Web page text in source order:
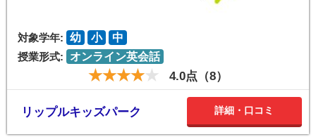
対象学年: 幼 小
中
授業形式:
オンライン英会話
4.0点（8）
リップルキッズパーク 詳細・口コミ